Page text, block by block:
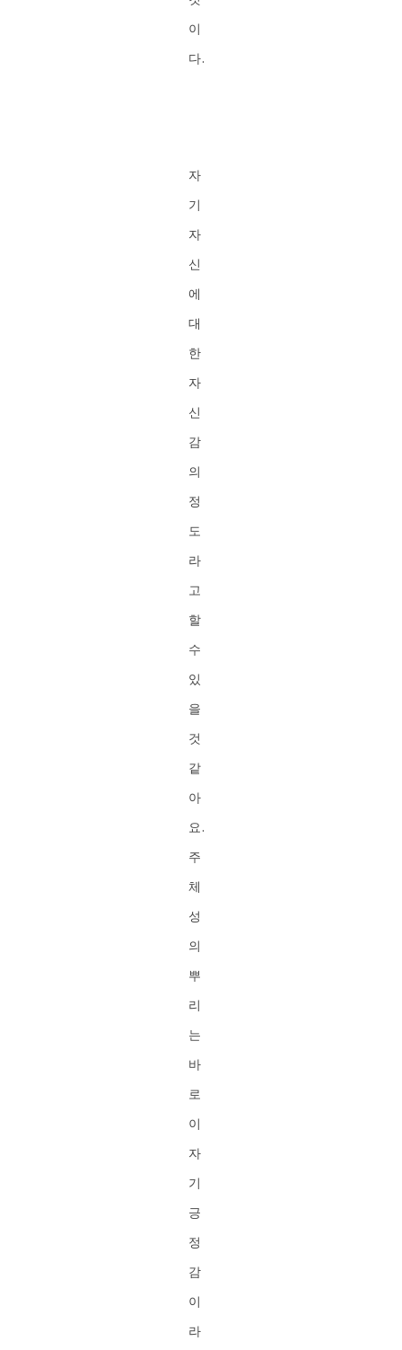
이
다.
자
기
자
신
에
대
한
자
신
감
의
정
도
라
고
할
수
있
을
것
같
아
요.
주
체
성
의
뿌
리
는
바
로
이
자
기
긍
정
감
이
라